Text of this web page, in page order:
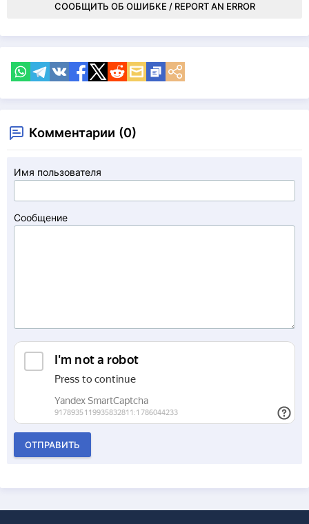
СООБЩИТЬ ОБ ОШИБКЕ / REPORT AN ERROR
Комментарии (0)
Имя пользователя
Сообщение
ОТПРАВИТЬ